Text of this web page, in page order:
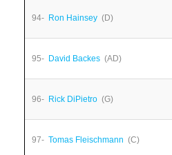
94- Ron Hainsey (D)
95- David Backes (AD)
96- Rick DiPietro (G)
97- Tomas Fleischmann (C)